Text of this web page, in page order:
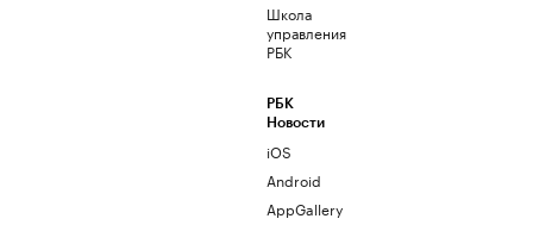
Школа
управления
РБК
РБК
Новости
iOS
Android
AppGallery